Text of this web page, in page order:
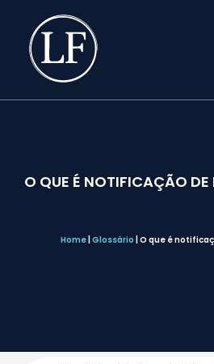
O QUE É NOTIFICAÇÃO
Home| Glossário O que é